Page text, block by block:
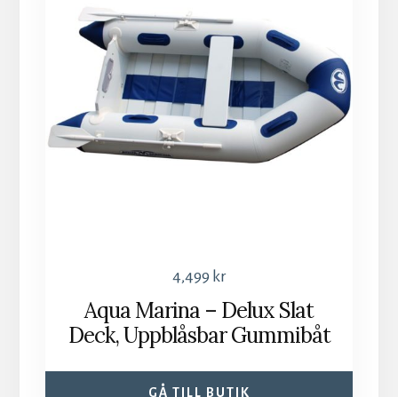
4,499 kr
Aqua Marina – Delux Slat
Deck, Uppblåsbar Gummibåt
GÅ TILL BUTIK